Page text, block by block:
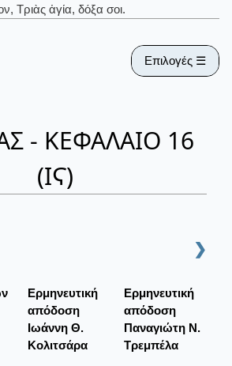
Τριὰς ἁγία, δόξα σοι.
Επιλογές ☰
- ΚΕΦΑΛΑΙΟ 16
(ΙϚ)
❯
Ερμηνευτική
απόδοση
Ιωάννη Θ.
Κολιτσάρα
Ερμηνευτική
απόδοση
Παναγιώτη Ν.
Τρεμπέλα